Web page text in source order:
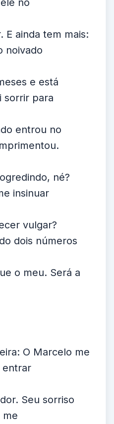
no
E ainda tem mais:
noivado
e está
sorrir para
entrou no
né?
insinuar
vulgar?
dois números
o meu. Será a
O Marcelo me
entrar
Seu sorriso
me